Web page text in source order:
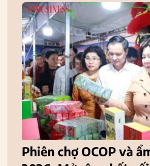
Phiên chợ OCOP và